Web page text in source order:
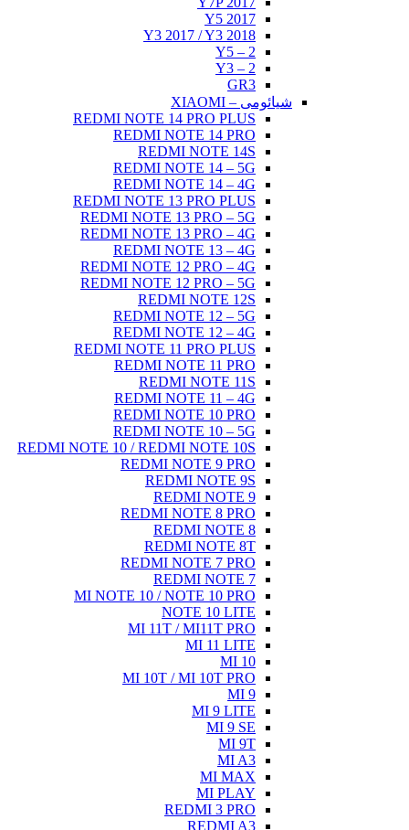
Y5 2017
Y3 2017 / Y3 2018
Y5 – 2
Y3 – 2
GR3
شیائومی – XIAOMI
REDMI NOTE 14 PRO PLUS
REDMI NOTE 14 PRO
REDMI NOTE 14S
REDMI NOTE 14 – 5G
REDMI NOTE 14 – 4G
REDMI NOTE 13 PRO PLUS
REDMI NOTE 13 PRO – 5G
REDMI NOTE 13 PRO – 4G
REDMI NOTE 13 – 4G
REDMI NOTE 12 PRO – 4G
REDMI NOTE 12 PRO – 5G
REDMI NOTE 12S
REDMI NOTE 12 – 5G
REDMI NOTE 12 – 4G
REDMI NOTE 11 PRO PLUS
REDMI NOTE 11 PRO
REDMI NOTE 11S
REDMI NOTE 11 – 4G
REDMI NOTE 10 PRO
REDMI NOTE 10 – 5G
REDMI NOTE 10 / REDMI NOTE 10S
REDMI NOTE 9 PRO
REDMI NOTE 9S
REDMI NOTE 9
REDMI NOTE 8 PRO
REDMI NOTE 8
REDMI NOTE 8T
REDMI NOTE 7 PRO
REDMI NOTE 7
MI NOTE 10 / NOTE 10 PRO
NOTE 10 LITE
MI 11T / MI11T PRO
MI 11 LITE
MI 10
MI 10T / MI 10T PRO
MI 9
MI 9 LITE
MI 9 SE
MI 9T
MI A3
MI MAX
MI PLAY
REDMI 3 PRO
REDMI A3